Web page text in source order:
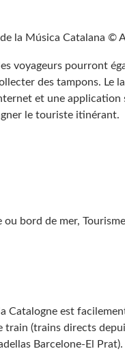
la Música Catalana ©
voyageurs pourront
des tampons. Le
et une application
le touriste itinérant.
bord de mer,
Catalogne est
(trains directs
Barcelone-El Prat).